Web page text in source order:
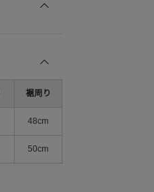
裾周り
48cm
50cm